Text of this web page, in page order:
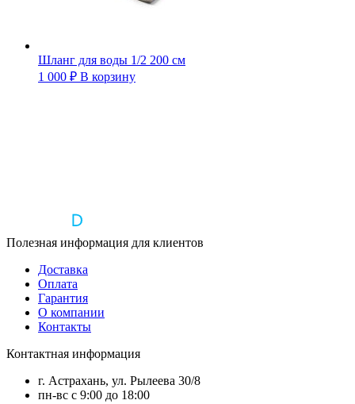
Шланг для воды 1/2 200 см
1 000 ₽ В корзину
Полезная информация для клиентов
Доставка
Оплата
Гарантия
О компании
Контакты
Контактная информация
г. Астрахань, ул. Рылеева 30/8
пн-вс с 9:00 до 18:00